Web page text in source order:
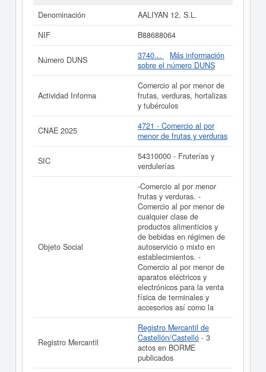
eléctricos y electrónicos para la venta física de
terminales y accesorios así como la y fue constituida el
05/05/2026. Se clasifica en el CNAE dentro de la
AALIYAN 12, S.L.se clasifica
dentro del Sistema Internacional de Clasificación en la
actividad 54310000. Esta empresa acumula un total de
1 consultas en eInforma. La última consulta se ha
producido el 10/06/2026. Para saber a qué tipo de
subvenciones puede optar esta empresa y otras
similares, puede hacerlo desde esta misma web.
tiene un rango de capital social de 0
a 3.100 €. Existen 3 actos publicados en el BORME y
en el Registro Mercantil figura en el apartado de
Castellón/Castelló.
Si está interesado en conocer más datos de la empresa
acceder inmediatamente a este
de AALIYAN 12, S.L.
La última actualización del informe de empresa se ha
realizado el 28/05/2026.
Denominación
AALIYAN 12, S.L.
NIF
B88688064
Número DUNS 3740...
Más información
sobre el número DUNS
Actividad Informa
Comercio al por menor de
frutas, verduras, hortalizas
y tubérculos
CNAE 2025
4721 - Comercio al por
menor de frutas y verduras
SIC
54310000 - Fruterías y
verdulerías
Objeto Social
-Comercio al por menor
frutas y verduras. -
Comercio al por menor de
cualquier clase de
productos alimenticios y
de bebidas en régimen de
autoservicio o mixto en
establecimientos. -
Comercio al por menor de
aparatos eléctricos y
electrónicos para la venta
física de terminales y
accesorios así como la
Registro Mercantil
Registro Mercantil de
Castellón/Castelló - 3
actos en BORME
publicados